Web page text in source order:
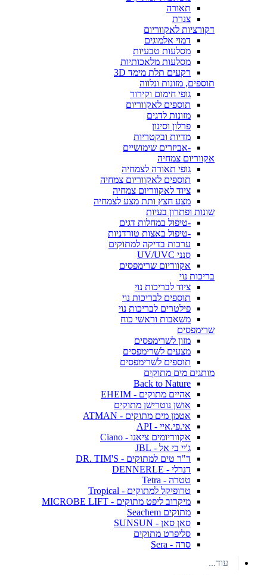
תאורה
צנרת
דקורציות לאקווריום
דמוי אלמוגים
מסלעות טבעיות
מסלעות מלאכותיות
רקעים תלת מימד 3D
תוספים, מזונות ונלווה
גופי חימום וקירור
תוספים לאקווריום
מזונות לדגים
פרלון וסינון
מדיות ובקטריות
-אביזרים שימושיים
אקווריום צמחיה
גופי תאורה לצמחיה
תוספים לאקווריום צמחיה
ציוד לאקווריום צמחיה
מצע חצץ ותת מצע לצמחיה
שונות ופתרון בעיות
-טיפול במחלות דגים
-טיפול באצות טורדניות
ערכות בדיקה למתוקים
סנני UV/UVC
אקווריום שרימפסים
בריכות נוי
ציוד לבריכות נוי
תוספים לבריכות נוי
פילטרים לבריכות נוי
משאבות וראשי כוח
שרימפסים
מזון לשרימפסים
מצעים לשרימפסים
תוספים לשרימפסים
מותגים מים מתוקים
Back to Nature
אהיים מתוקים - EHEIM
אושן נוטרישן מתוקים
אטמן מים מתוקים - ATMAN
אי.פי.איי - API
אקווריומים ציאנו - Ciano
ג'יי בי אל - JBL
ד"ר טים למתוקים - DR. TIM'S
דנרלי - DENNERLE
טטרה - Tetra
טרופיקל למתוקים - Tropical
מיקרוב ליפט מתוקים - MICROBE LIFT
מתוקים Seachem
סאן סאן - SUNSUN
סליפרט מתוקים
סרה - Sera
עוד...